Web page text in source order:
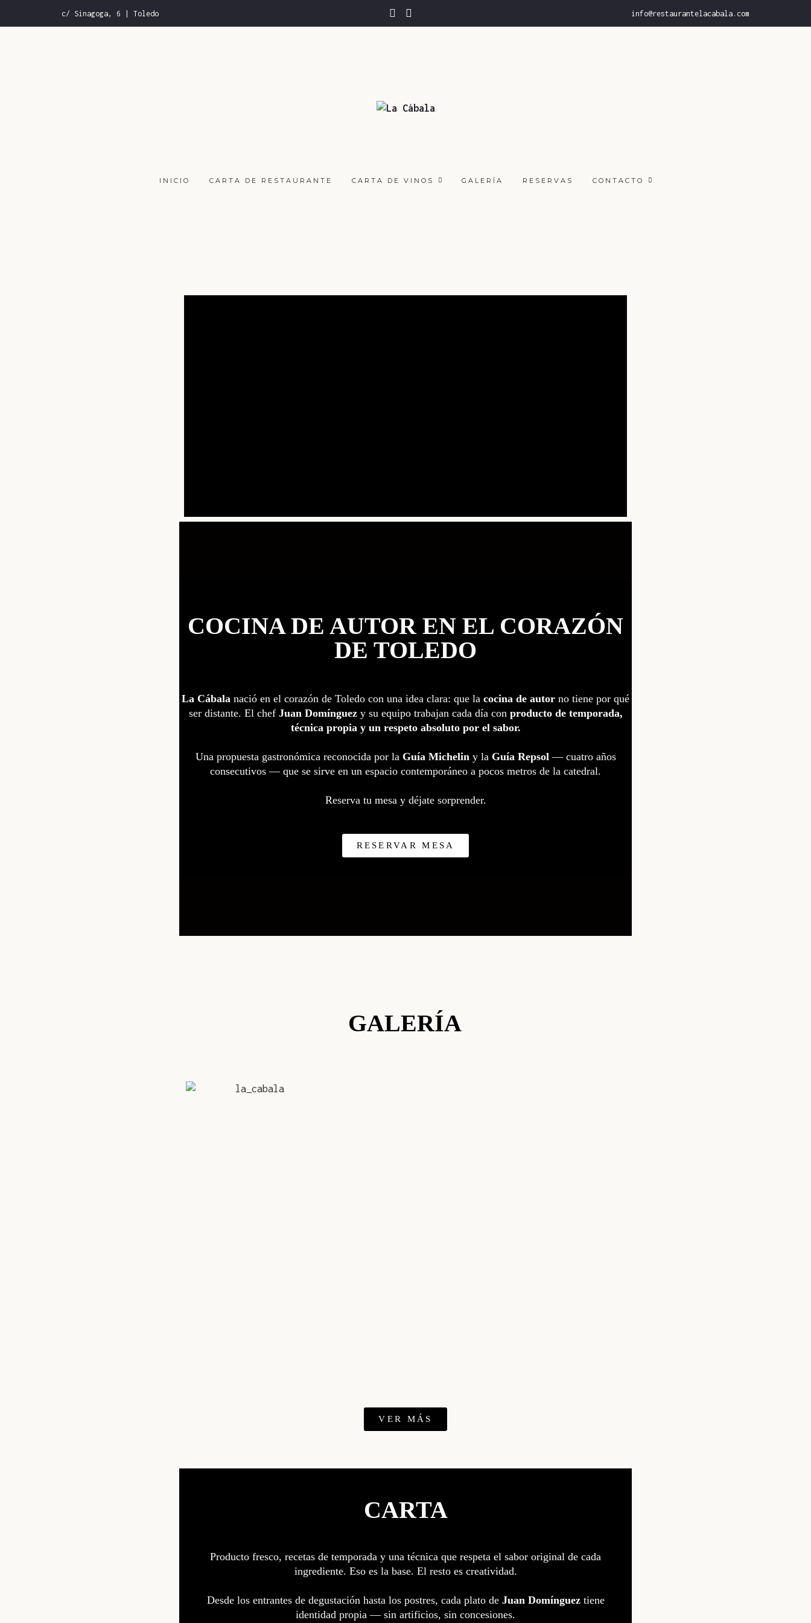
c/ Sinagoga, 6 | Toledo info@restaurantelacabala.com
INICIO CARTA DE RESTAURANTE CARTA DE VINOS GALERÍA RESERVAS CONTACTO
COCINA DE AUTOR EN EL CORAZÓN
DE TOLEDO
La Cábala nació en el corazón de Toledo con una idea clara: que la cocina de autor no tiene por qué
ser distante. El chef Juan Domínguezy su equipo trabajan cada día conproducto de temporada,
técnica propia y un respeto absoluto por el sabor.
Una propuesta gastronómica reconocida por laGuía Micheliny la Guía Repsol— cuatro años
consecutivos — que se sirve en un espacio contemporáneo a pocos metros de la catedral.
Reserva tu mesa y déjate sorprender.
RESERVAR MESA
GALERÍA
VER MÁS
CARTA
Producto fresco, recetas de temporada y una técnica que respeta el sabor original de cada
ingrediente. Eso es la base. El resto es creatividad.
Desde los entrantes de degustación hasta los postres, cada plato de Juan Domíngueztiene
identidad propia — sin artificios, sin concesiones.